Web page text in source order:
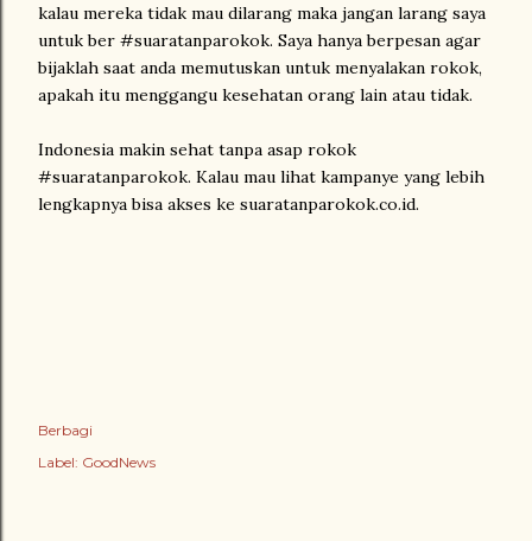
kalau mereka tidak mau dilarang maka jangan larang saya
untuk ber #suaratanparokok. Saya hanya berpesan agar
bijaklah saat anda memutuskan untuk menyalakan rokok,
apakah itu menggangu kesehatan orang lain atau tidak.
Indonesia makin sehat tanpa asap rokok
#suaratanparokok. Kalau mau lihat kampanye yang lebih
lengkapnya bisa akses ke suaratanparokok.co.id.
Berbagi
Label: GoodNews